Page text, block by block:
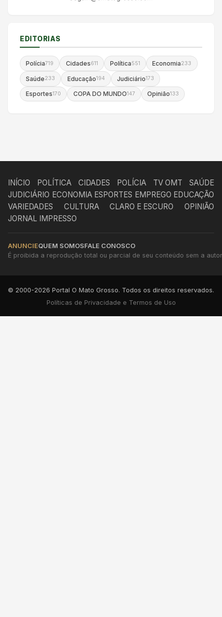
EDITORIAS
Polícia719 Cidades611 Política551 Economia233
Saúde233 Educação194 Judiciário173
Esportes170 COPA DO MUNDO147 Opinião133
INÍCIO POLÍTICA CIDADES POLÍCIA TV OMT
SAÚDE
JUDICIÁRIO ECONOMIA ESPORTES EMPREGO EDUCAÇÃO
VARIEDADES
CULTURA CLARO E ESCURO
OPINIÃO
JORNAL IMPRESSO
ANUNCIEQUEM SOMOSFALE CONOSCO
É proibida a reprodução total ou parcial de seu conteúdo sem a
© 2000-2026 Portal O Mato Grosso. Todos os direitos reservados.
Políticas de Privacidade e Termos de Uso